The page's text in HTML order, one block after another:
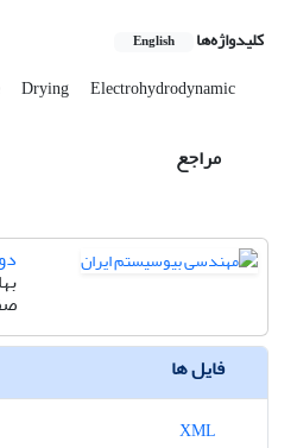
کلیدواژه‌ها English
Drying Electrohydrodynamic
مراجع
فایل ها